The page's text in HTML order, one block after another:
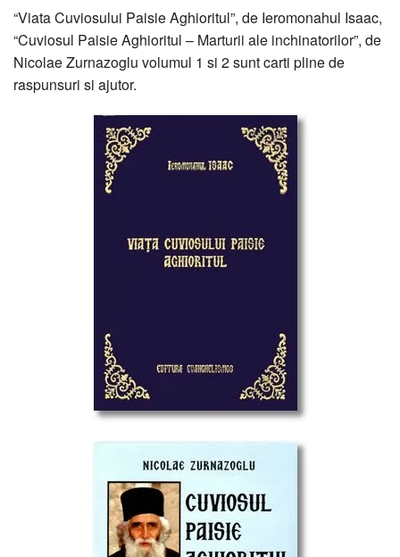
“Viata Cuviosului Paisie Aghioritul”, de Ieromonahul Isaac,
“Cuviosul Paisie Aghioritul – Marturii ale inchinatorilor”, de
Nicolae Zurnazoglu volumul 1 si 2 sunt carti pline de
raspunsuri si ajutor.